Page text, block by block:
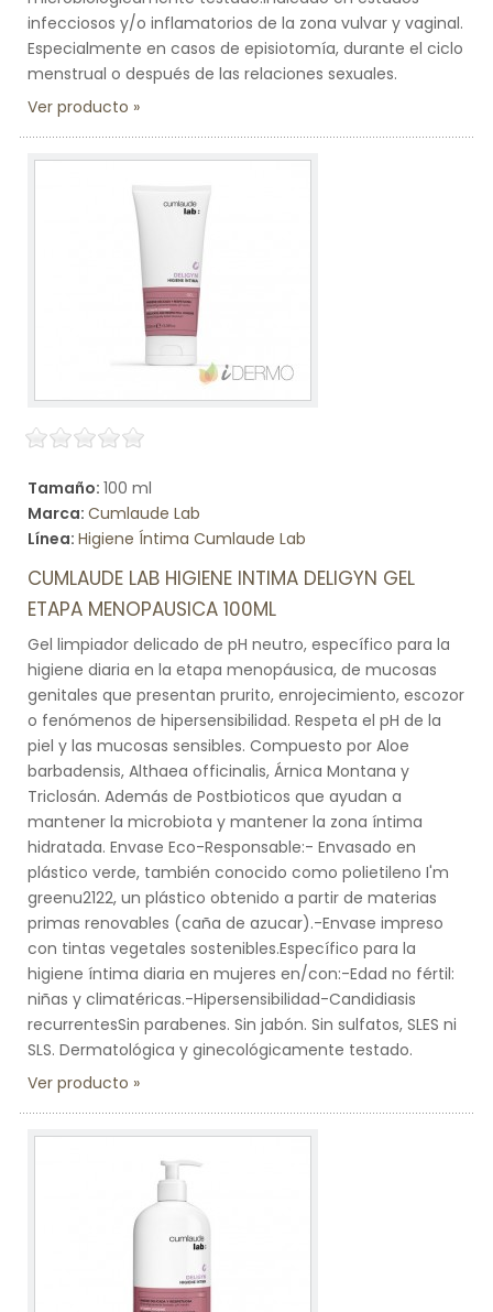
infecciosos y/o inflamatorios de la zona vulvar y vaginal.
Especialmente en casos de episiotomía, durante el ciclo
menstrual o después de las relaciones sexuales.
Ver producto
Tamaño: 100 ml
Marca: Cumlaude Lab
Línea: Higiene Íntima Cumlaude Lab
CUMLAUDE LAB HIGIENE INTIMA DELIGYN GEL
ETAPA MENOPAUSICA 100ML
Gel limpiador delicado de pH neutro, específico para la
higiene diaria en la etapa menopáusica, de mucosas
genitales que presentan prurito, enrojecimiento, escozor
o fenómenos de hipersensibilidad. Respeta el pH de la
piel y las mucosas sensibles. Compuesto por Aloe
barbadensis, Althaea officinalis, Árnica Montana y
Triclosán. Además de Postbioticos que ayudan a
mantener la microbiota y mantener la zona íntima
hidratada. Envase Eco-Responsable:- Envasado en
plástico verde, también conocido como polietileno I'm
greenu2122, un plástico obtenido a partir de materias
primas renovables (caña de azucar).-Envase impreso
con tintas vegetales sostenibles.Específico para la
higiene íntima diaria en mujeres en/con:-Edad no fértil:
niñas y climatéricas.-Hipersensibilidad-Candidiasis
recurrentesSin parabenes. Sin jabón. Sin sulfatos, SLES ni
SLS. Dermatológica y ginecológicamente testado.
Ver producto